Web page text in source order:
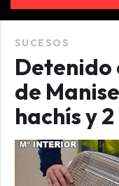
SUCESOS
Detenido
de
hachís y